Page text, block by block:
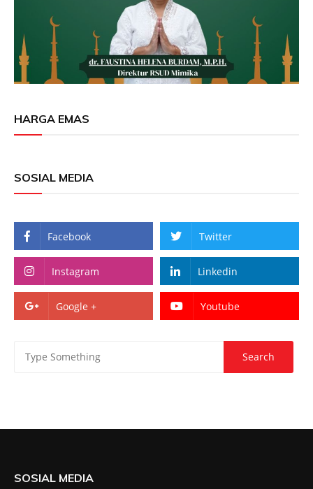
HARGA EMAS
SOSIAL MEDIA
Facebook Twitter
Instagram Linkedin
Google + Youtube
SOSIAL MEDIA